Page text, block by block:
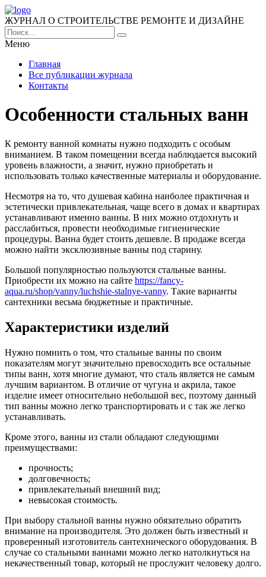
ЖУРНАЛ О СТРОИТЕЛЬСТВЕ РЕМОНТЕ И ДИЗАЙНЕ
Меню
Главная
Все публикации журнала
Контакты
Особенности стальных ванн
К ремонту ванной комнаты нужно подходить с особым
вниманием. В таком помещении всегда наблюдается высокий
уровень влажности, а значит, нужно приобретать и
использовать только качественные материалы и оборудование.
Несмотря на то, что душевая кабина наиболее практичная и
эстетически привлекательная, чаще всего в домах и квартирах
устанавливают именно ванны. В них можно отдохнуть и
расслабиться, провести необходимые гигиенические
процедуры. Ванна будет стоить дешевле. В продаже всегда
можно найти эксклюзивные ванны под старину.
Большой популярностью пользуются стальные ванны.
Приобрести их можно на сайте https://fancy-
aqua.ru/shop/vanny/luchshie-stalnye-vanny. Такие варианты
сантехники весьма бюджетные и практичные.
Характеристики изделий
Нужно помнить о том, что стальные ванны по своим
показателям могут значительно превосходить все остальные
типы ванн, хотя многие думают, что сталь является не самым
лучшим вариантом. В отличие от чугуна и акрила, такое
изделие имеет относительно небольшой вес, поэтому данный
тип ванны можно легко транспортировать и с так же легко
устанавливать.
Кроме этого, ванны из стали обладают следующими
преимуществами:
прочность;
долговечность;
привлекательный внешний вид;
невысокая стоимость.
При выбору стальной ванны нужно обязательно обратить
внимание на производителя. Это должен быть известный и
проверенный изготовитель сантехнического оборудования. В
случае со стальными ваннами можно легко натолкнуться на
некачественный товар, который не прослужит человеку долго.